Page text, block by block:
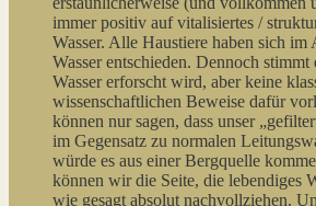
immer positiv auf vitalisiertes /
Wasser. Alle Haustiere haben sich
Wasser entschieden. Dennoch stimmt
Wasser erforscht wird, aber keine
wissenschaftlichen Beweise dafür
können nur sagen, dass unser
im Gegensatz zu normalen
würde es aus einer Bergquelle
können wir die Seite, die lebendiges
wie gesagt absolut nachvollziehen.